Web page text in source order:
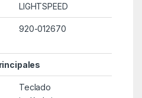
LIGHTSPEED
920-012670
Teclado